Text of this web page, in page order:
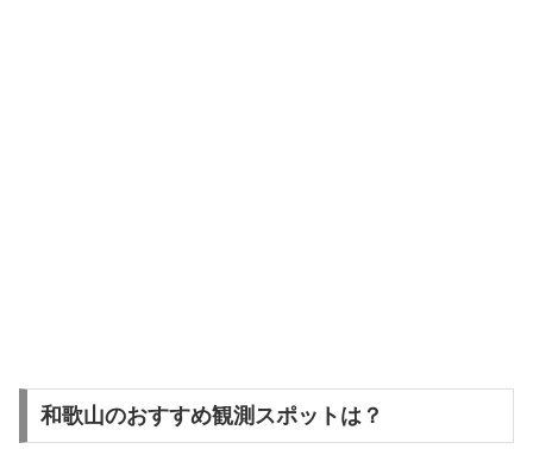
和歌山のおすすめ観測スポットは？